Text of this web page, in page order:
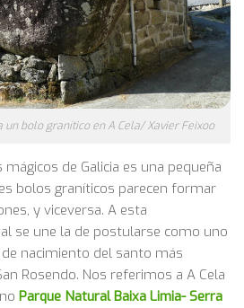
un bolo granítico en A Cela/ Xavier Feixoo
de Galicia es una pequeña
bolos graníticos parecen formar
y viceversa. A esta
se une la de postularse como uno
nacimiento del santo más
Rosendo. Nos referimos a A Cela
Parque Natural Baixa Limia- Serra